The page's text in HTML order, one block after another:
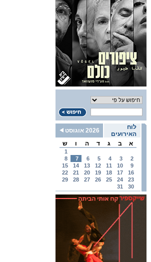
לוח
האירועים
2026 אוגוסט
א
ב ג ד ה ו ש
1
2
3
4
5
6
7
8
9
10
11
12
13
14
15
16
17
18
19
20
21
22
23
24
25
26
27
28
29
30
31